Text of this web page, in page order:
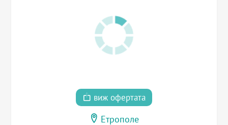
виж офертата
Етрополе